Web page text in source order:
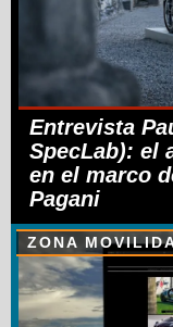
Entrevista
SpecLab): el
en el marco
Pagani
ZONA